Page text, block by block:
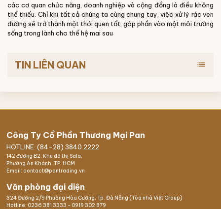
các cơ quan chức năng, doanh nghiệp và cộng đồng là điều không
thể thiếu. Chỉ khi tất cả chúng ta cùng chung tay, việc xử lý rác ven
đường sẽ trở thành một thói quen tốt, góp phần vào một môi trường
sống trong lành cho thế hệ mai sau
TIN LIÊN QUAN list
Công Ty Cổ Phần Thương Mại Pan
HOTLINE: (84-28) 3840 2222
142 đường B2, Khu đô thị Sala,
Phường An Khánh, TP. HCM
Email: contact@pantrading.vn
Văn phòng đại diện
324 Đường 2/9 Phường Hòa Cường, Tp. Đà Nẵng (Tòa nhà Việt Group)
Hotline: 0236 381 3333 - 0919 302 879